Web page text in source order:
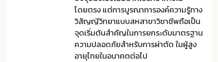
โดยตรง แต่การบูรณาการองค์ความรู้ทาง
วิสัญญีวิทยาแบบสหสาขาวิชาชีพถือเป็น
จุดเริ่มต้นสำคัญในการยกระดับมาตรฐาน
ความปลอดภัยสำหรับการผ่าตัด ในผู้สูง
อายุไทยในอนาคตต่อไป